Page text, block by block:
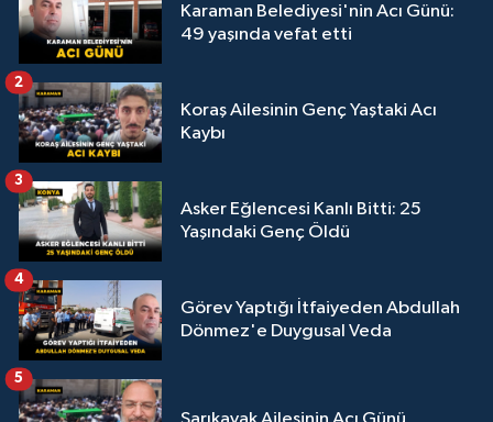
Karaman Belediyesi'nin Acı Günü:
49 yaşında vefat etti
Koraş Ailesinin Genç Yaştaki Acı
Kaybı
2
Asker Eğlencesi Kanlı Bitti: 25
Yaşındaki Genç Öldü
3
Görev Yaptığı İtfaiyeden Abdullah
Dönmez'e Duygusal Veda
4
5